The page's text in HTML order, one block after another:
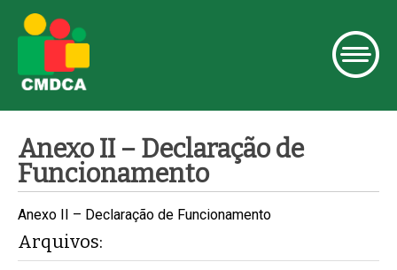
Anexo II – Declaração de
Funcionamento
Anexo II – Declaração de Funcionamento
Arquivos: